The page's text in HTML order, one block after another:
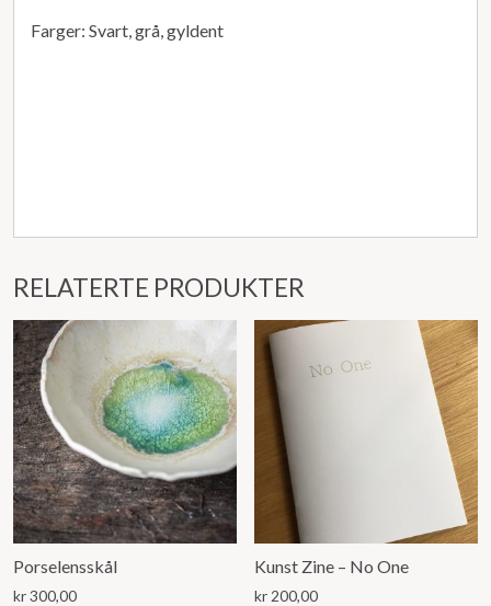
Farger: Svart, grå, gyldent
RELATERTE PRODUKTER
Porselensskål
kr300,00
Kunst Zine – No One
kr 200,00